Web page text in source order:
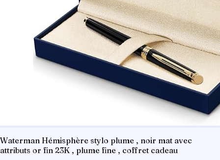
Waterman Hémisphère stylo plume , noir mat avec
attributs or fin 23K , plume fine , coffret cadeau